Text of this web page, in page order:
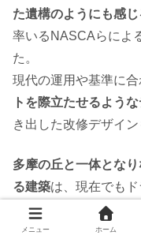
た遺構のようにも感
率いるNASCAらによ
た。
現代の運用や基準に合
トを際立たせるよう
き出した改修デザイ
多摩の丘と一体とな
る建築は、現在でも
用され、多摩のシン
メニュー ホーム